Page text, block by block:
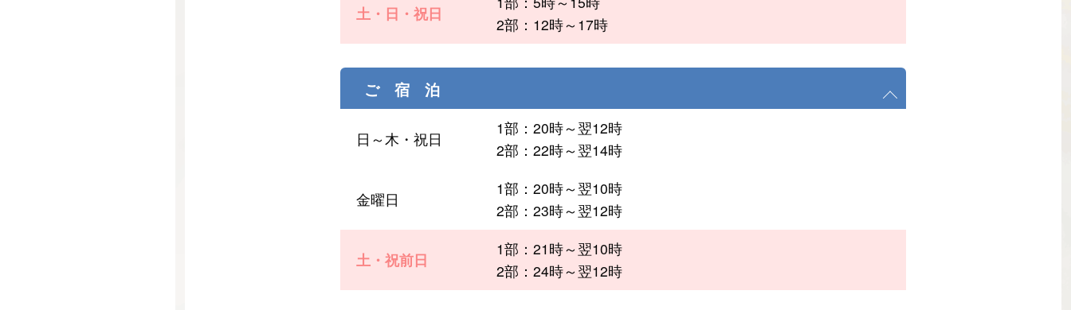
土・日・祝日
2部：12時～17時
ご 宿 泊
日～木・祝日
1部：20時～翌12時
2部：22時～翌14時
金曜日
1部：20時～翌10時
2部：23時～翌12時
土・祝前日
1部：21時～翌10時
2部：24時～翌12時